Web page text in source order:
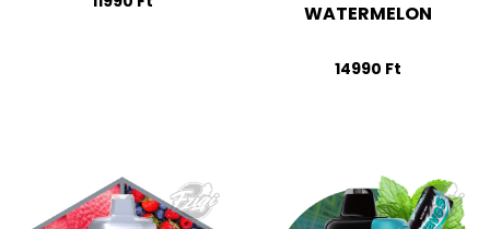
WATERMELON
14990 Ft